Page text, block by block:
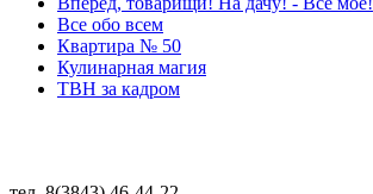
Все обо всем
Квартира № 50
Кулинарная магия
ТВН за кадром